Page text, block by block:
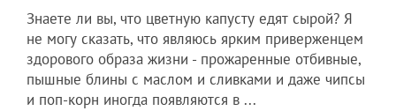
Знаете ли вы, что цветную капусту едят сырой? Я
не могу сказать, что являюсь ярким приверженцем
здорового образа жизни - прожаренные отбивные,
пышные блины с маслом и сливками и даже чипсы
и поп-корн иногда появляются в ...